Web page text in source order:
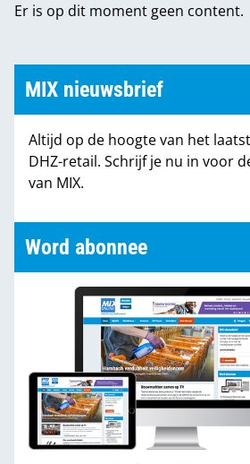
Word abonnee
Er is op dit moment geen content.
MIX nieuwsbrief
Altijd op de hoogte van het
DHZ-retail. Schrijf je nu in voor
van MIX.
Word abonnee